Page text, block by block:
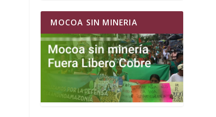
MOCOA SIN MINERIA